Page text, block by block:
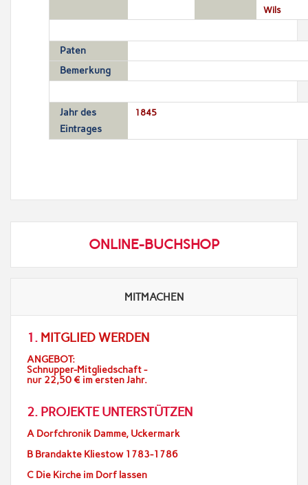
Wils
Paten
Bemerkung
Jahr des
Eintrages
1845
ONLINE-BUCHSHOP
MITMACHEN
1. MITGLIED WERDEN
ANGEBOT:
Schnupper-Mitgliedschaft -
nur 22,50 € im ersten Jahr.
2. PROJEKTE UNTERSTÜTZEN
A Dorfchronik Damme, Uckermark
B Brandakte Kliestow 1783-1786
C Die Kirche im Dorf lassen